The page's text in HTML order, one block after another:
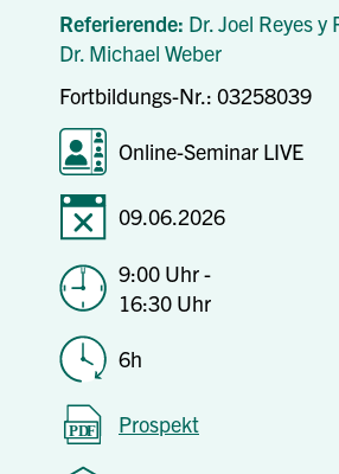
Referierende: Dr. Joel Reyes y
Dr. Michael Weber
Fortbildungs-Nr.: 03258039
Online-Seminar LIVE
09.06.2026
9:00 Uhr -
16:30 Uhr
6h
Prospekt